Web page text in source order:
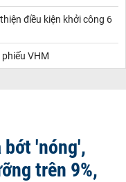
điều kiện khởi công 6
VHM
bớt 'nóng',
trên 9%,